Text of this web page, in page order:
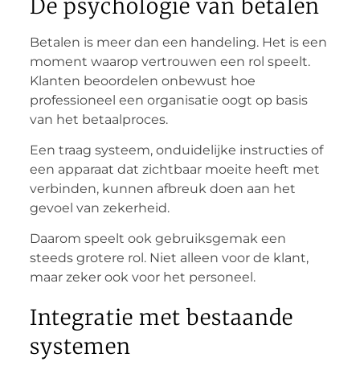
De psychologie van betalen
Betalen is meer dan een handeling. Het is een
moment waarop vertrouwen een rol speelt.
Klanten beoordelen onbewust hoe
professioneel een organisatie oogt op basis
van het betaalproces.
Een traag systeem, onduidelijke instructies of
een apparaat dat zichtbaar moeite heeft met
verbinden, kunnen afbreuk doen aan het
gevoel van zekerheid.
Daarom speelt ook gebruiksgemak een
steeds grotere rol. Niet alleen voor de klant,
maar zeker ook voor het personeel.
Integratie met bestaande
systemen